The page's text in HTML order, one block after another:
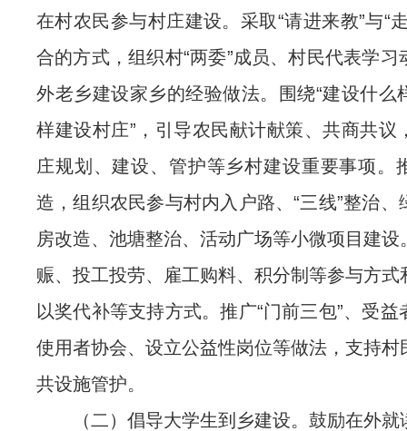
在村农民参与村庄建设。采取“请进来教”与“
合的方式，组织村“两委”成员、村民代表学习
外老乡建设家乡的经验做法。围绕“建设什么
样建设村庄”，引导农民献计献策、共商共议
庄规划、建设、管护等乡村建设重要事项。
造，组织农民参与村内入户路、“三线”整治、
房改造、池塘整治、活动广场等小微项目建设
赈、投工投劳、雇工购料、积分制等参与方式
以奖代补等支持方式。推广“门前三包”、受益
使用者协会、设立公益性岗位等做法，支持村
共设施管护。
（二）倡导大学生到乡建设。鼓励在外